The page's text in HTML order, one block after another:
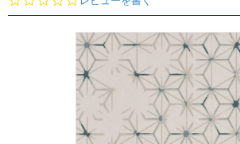
0
t
a
r
r
a
t
i
n